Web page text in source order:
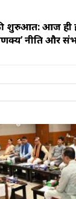
शुरुआत: आज ही
नीति और